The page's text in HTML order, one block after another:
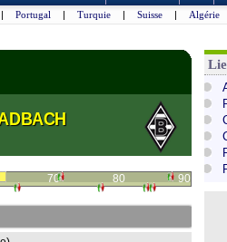
| Portugal | Turquie | Suisse | Algérie
70 80 90